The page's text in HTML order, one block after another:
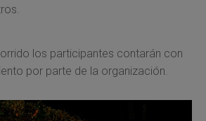
los participantes contarán con
por parte de la organización.